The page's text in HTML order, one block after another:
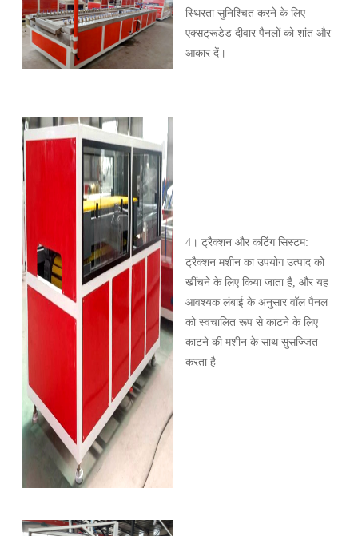
स्थिरता सुनिश्चित करने के लिए
एक्सट्रूडेड दीवार पैनलों को शांत और
आकार दें।
4। ट्रैक्शन और कटिंग सिस्टम:
ट्रैक्शन मशीन का उपयोग उत्पाद को
खींचने के लिए किया जाता है, और यह
आवश्यक लंबाई के अनुसार वॉल पैनल
को स्वचालित रूप से काटने के लिए
काटने की मशीन के साथ सुसज्जित
करता है